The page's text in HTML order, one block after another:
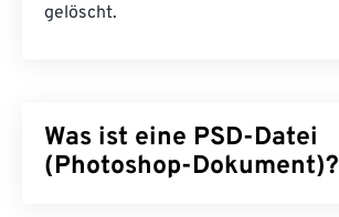
gelöscht.
Was ist eine PSD-Datei
(Photoshop-Dokument)?